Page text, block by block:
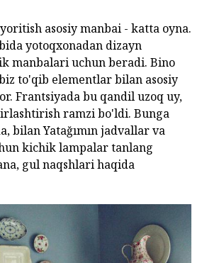
asosiy manbai - katta oyna.
yotoqxonadan dizayn
manbalari uchun beradi. Bino
to'qib elementlar bilan asosiy
Frantsiyada bu qandil uzoq uy,
ramzi bo'ldi. Bunga
bilan Yatağımın jadvallar va
kichik lampalar tanlang
gul naqshlari haqida